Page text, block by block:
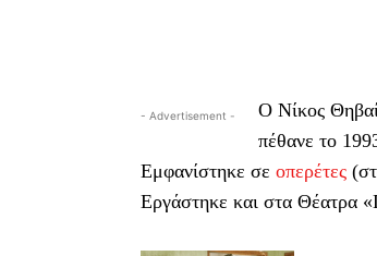
- Advertisement -
Ο Νίκος
πέθανε το
Εμφανίστηκε σε οπερέτες
Εργάστηκε και στα Θέατρα